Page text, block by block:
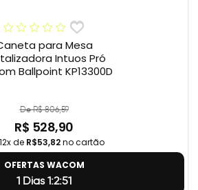
para Mesa
Intuos Pró
Ballpoint KP13300D
De R$ 806,59
R$ 528,90
de R$53,82no cartão
OFERTAS WACOM
1 Dias 1:2:50